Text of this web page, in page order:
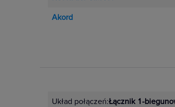
Akord
Układ połączeń:Łącznik 1-